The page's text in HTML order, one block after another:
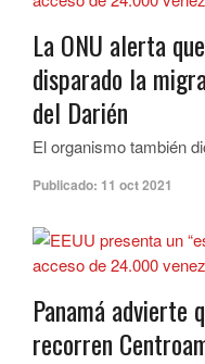
La ONU alerta
disparado la
del Darién
El organismo también
Publicado: 11 oct 2021
Panamá advierte
recorren